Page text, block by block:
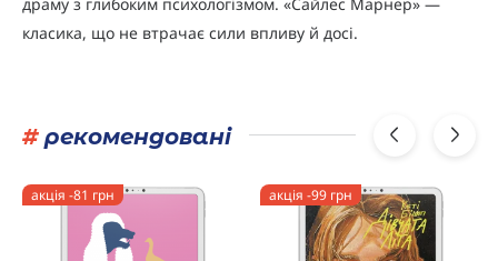
класика, що не втрачає сили впливу й досі.
#рекомендовані
акція -81 грн акція -99 грн